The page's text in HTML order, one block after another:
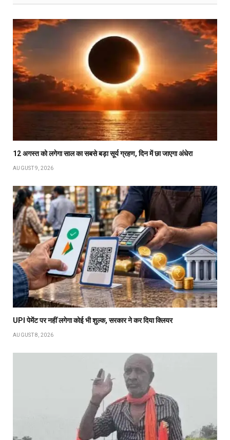
12 अगस्त को लगेगा साल का सबसे बड़ा सूर्य ग्रहण, दिन में छा जाएगा अंधेरा
AUGUST 9, 2026
UPI पेमेंट पर नहीं लगेगा कोई भी शुल्क, सरकार ने कर दिया क्लियर
AUGUST 8, 2026